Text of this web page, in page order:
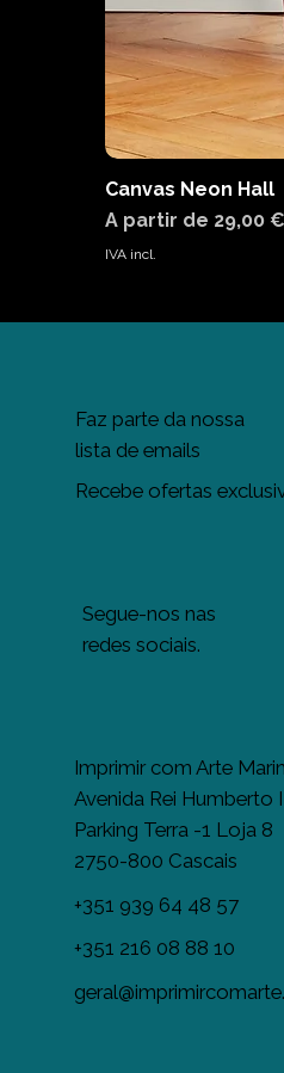
Canvas Neon Hall
A partir de 29,00 €
Preço promocional
IVA incl.
Faz parte da nossa
lista de emails
Recebe ofertas
Segue-nos nas
redes sociais.
Imprimir com Arte
Avenida Rei Humberto
Parking Terra -1 Loja 8
2750-800 Cascais
+351 939 64 48 57
+351 216 08 88 10